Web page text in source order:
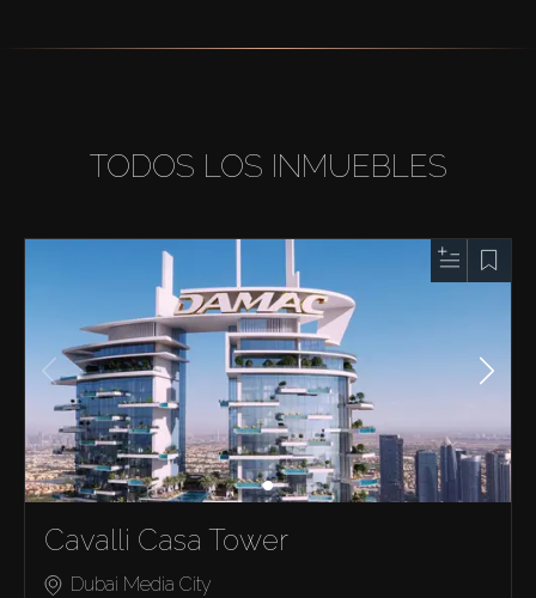
TODOS LOS INMUEBLES
Cavalli Casa Tower
Dubai Media City